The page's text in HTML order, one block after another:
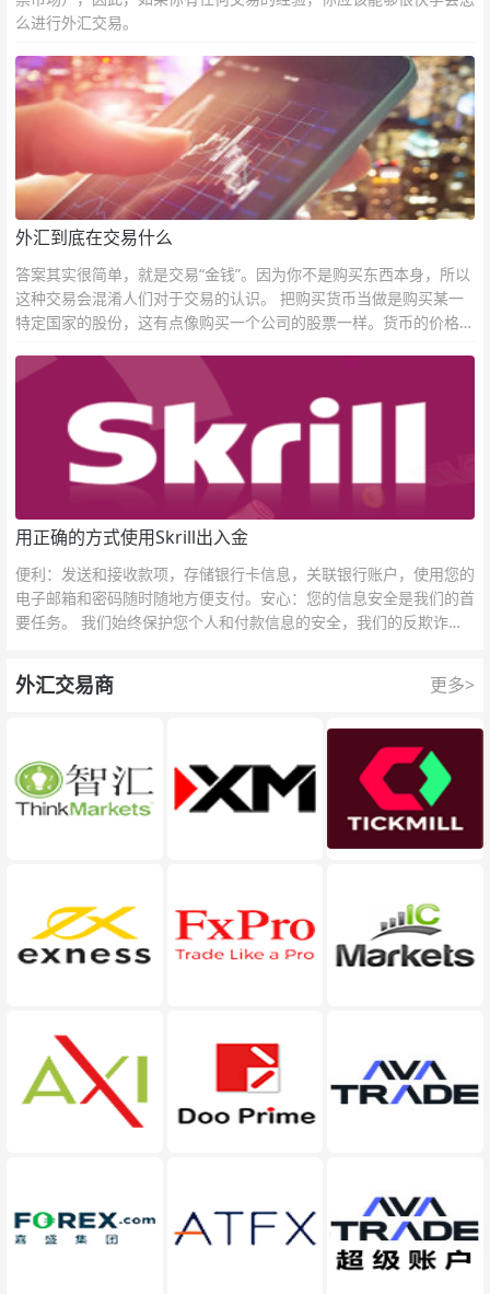
么进行外汇交易。
外汇到底在交易什么
答案其实很简单，就是交易“金钱”。因为你不是购买东西本身，所以
这种交易会混淆人们对于交易的认识。 把购买货币当做是购买某一
特定国家的股份，这有点像购买一个公司的股票一样。货币的价格直
用正确的方式使用Skrill出入金
便利：发送和接收款项，存储银行卡信息，关联银行账户，使用您的
电子邮箱和密码随时随地方便支付。安心：您的信息安全是我们的首
要任务。 我们始终保护您个人和付款信息的安全，我们的反欺诈团
外汇交易商 更多>